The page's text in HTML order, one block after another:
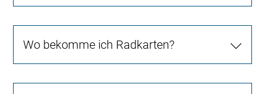
Wo bekomme ich Radkarten?